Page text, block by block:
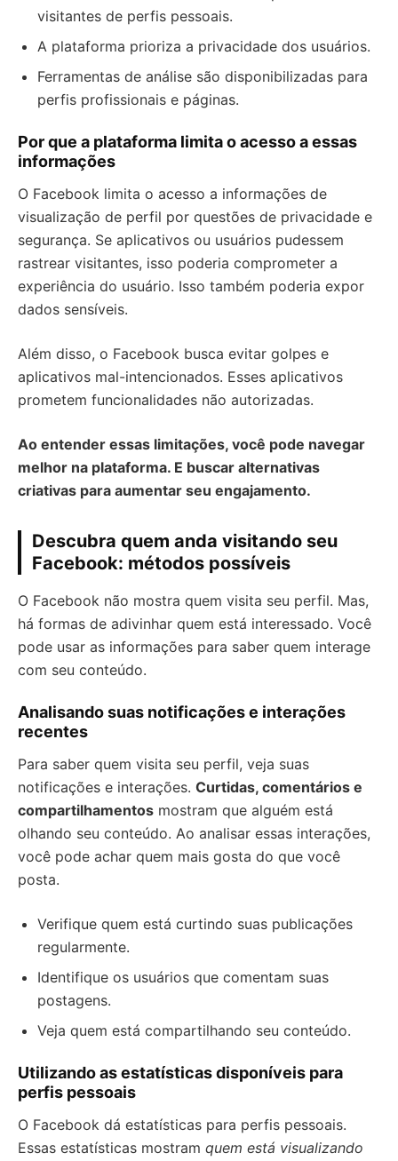
visitantes de perfis pessoais.
A plataforma prioriza a privacidade dos usuários.
Ferramentas de análise são disponibilizadas para
perfis profissionais e páginas.
Por que a plataforma limita o acesso a essas
informações
O Facebook limita o acesso a informações de
visualização de perfil por questões de privacidade e
segurança. Se aplicativos ou usuários pudessem
rastrear visitantes, isso poderia comprometer a
experiência do usuário. Isso também poderia expor
dados sensíveis.
Além disso, o Facebook busca evitar golpes e
aplicativos mal-intencionados. Esses aplicativos
prometem funcionalidades não autorizadas.
Ao entender essas limitações, você pode navegar
melhor na plataforma. E buscar alternativas
criativas para aumentar seu engajamento.
Descubra quem anda visitando seu
Facebook: métodos possíveis
O Facebook não mostra quem visita seu perfil. Mas,
há formas de adivinhar quem está interessado. Você
pode usar as informações para saber quem interage
com seu conteúdo.
Analisando suas notificações e interações
recentes
Para saber quem visita seu perfil, veja suas
notificações e interações. Curtidas, comentários e
compartilhamentos mostram que alguém está
olhando seu conteúdo. Ao analisar essas interações,
você pode achar quem mais gosta do que você
posta.
Verifique quem está curtindo suas publicações
regularmente.
Identifique os usuários que comentam suas
postagens.
Veja quem está compartilhando seu conteúdo.
Utilizando as estatísticas disponíveis para
perfis pessoais
O Facebook dá estatísticas para perfis pessoais.
Essas estatísticas mostram quem está visualizando